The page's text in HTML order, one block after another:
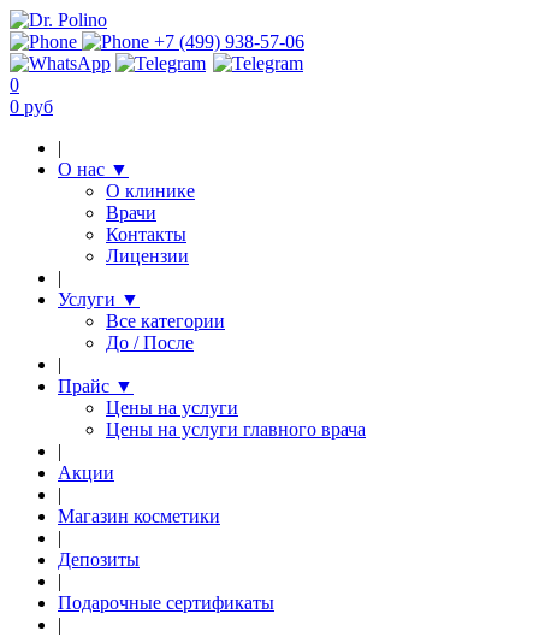
+7 (499) 938-57-06
0
0 руб
|
О нас ▼
О клинике
Врачи
Контакты
Лицензии
|
Услуги ▼
Все категории
До / После
|
Прайс ▼
Цены на услуги
Цены на услуги главного врача
|
Акции
|
Магазин косметики
|
Депозиты
|
Подарочные сертификаты
|